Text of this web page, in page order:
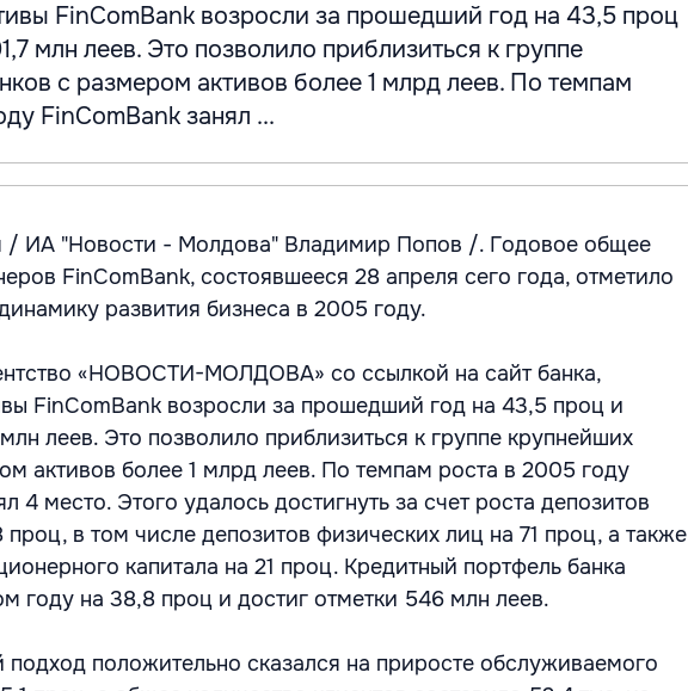
FinComBank возросли за прошедший год на 43,5 проц
млн леев. Это позволило приблизиться к группе
с размером активов более 1 млрд леев. По темпам
FinComBank занял ...
ИА "Новости - Молдова" Владимир Попов /. Годовое общее
FinComBank, состоявшееся 28 апреля сего года, отметило
развития бизнеса в 2005 году.
«НОВОСТИ-МОЛДОВА» со ссылкой на сайт банка,
FinComBank возросли за прошедший год на 43,5 проц и
леев. Это позволило приблизиться к группе крупнейших
активов более 1 млрд леев. По темпам роста в 2005 году
4 место. Этого удалось достигнуть за счет роста депозитов
проц, в том числе депозитов физических лиц на 71 проц, а также
капитала на 21 проц. Кредитный портфель банка
году на 38,8 проц и достиг отметки 546 млн леев.
положительно сказался на приросте обслуживаемого